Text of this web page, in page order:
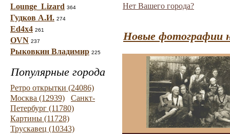
Lounge_Lizard 364
Гудков А.И. 274
Ed4x4 261
OVN 237
Рыковкин Владимир 225
Популярные города
Ретро открытки (24086)
Москва (12939)
Санкт-
Петербург (11780)
Картины (11728)
Трускавец (10343)
Нет Вашего города?
Новые фотографии